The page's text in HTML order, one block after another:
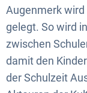
Augenmerk
gelegt. So wird
zwischen
damit den
der Schulzeit